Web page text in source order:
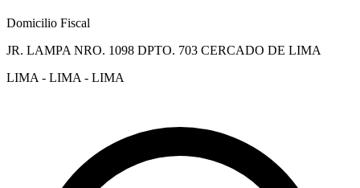
Domicilio Fiscal
JR. LAMPA NRO. 1098 DPTO. 703 CERCADO DE LIMA
LIMA - LIMA - LIMA